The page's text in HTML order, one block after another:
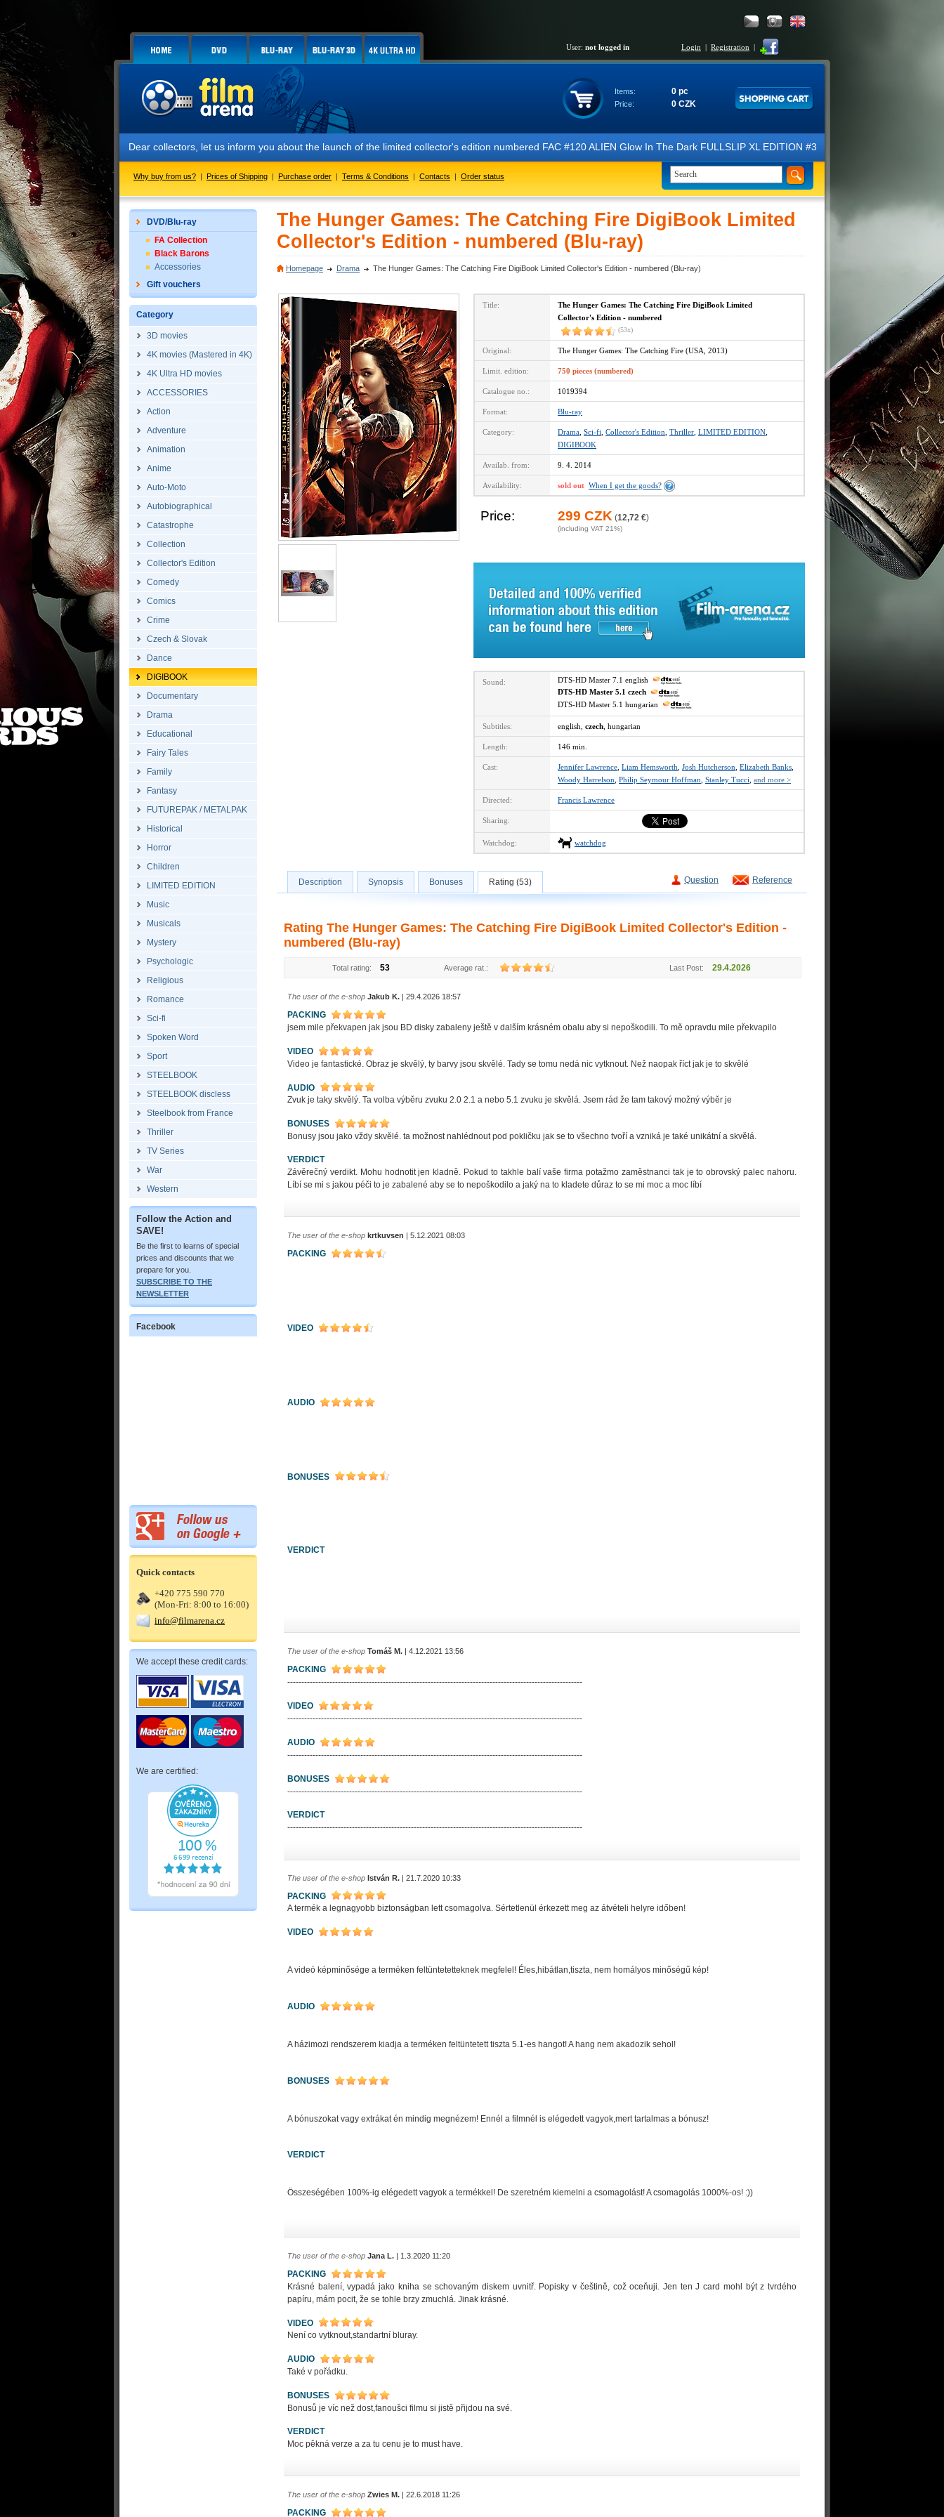
User: not logged in Login | Registration |
Items: 0 pc
Price: 0 CZK
Dear collectors, let us inform you about the launch of the limited collector's edition numbered FAC #120 ALIEN Glow In The Dark FULLSLIP XL EDITION #3 4K Ultra HD Steelbook™ (2 Blu-ray).
Why buy from us? | Prices of Shipping | Purchase order | Terms & Conditions | Contacts | Order status
DVD/Blu-ray
FA Collection
Black Barons
Accessories
Gift vouchers
Category
3D movies
4K movies (Mastered in 4K)
4K Ultra HD movies
ACCESSORIES
Action
Adventure
Animation
Anime
Auto-Moto
Autobiographical
Catastrophe
Collection
Collector's Edition
Comedy
Comics
Crime
Czech & Slovak
Dance
DIGIBOOK
Documentary
Drama
Educational
Fairy Tales
Family
Fantasy
FUTUREPAK / METALPAK
Historical
Horror
Children
LIMITED EDITION
Music
Musicals
Mystery
Psychologic
Religious
Romance
Sci-fi
Spoken Word
Sport
STEELBOOK
STEELBOOK discless
Steelbook from France
Thriller
TV Series
War
Western
Follow the Action and
SAVE!
Be the first to learns of special
prices and discounts that we
prepare for you.
SUBSCRIBE TO THE
NEWSLETTER
Facebook
Quick contacts
+420 775 590 770
(Mon-Fri: 8:00 to 16:00)
info@filmarena.cz
We accept these credit cards:
We are certified:
The Hunger Games: The Catching Fire DigiBook Limited
Collector's Edition - numbered (Blu-ray)
Homepage Drama The Hunger Games: The Catching Fire DigiBook Limited Collector's Edition - numbered (Blu-ray)
Title:
The Hunger Games: The Catching Fire DigiBook Limited
Collector's Edition - numbered
(53x)
Original: The Hunger Games: The Catching Fire (USA, 2013)
Limit. edition: 750 pieces (numbered)
Catalogue no.: 1019394
Format: Blu-ray
Category: Drama Sci-fi Collector's Edition Thriller LIMITED EDITION
DIGIBOOK
Availab. from: 9. 4. 2014
Availability: sold out When I get the goods?
Price: 299 CZK (12,72 €)
(including VAT 21%)
Sound:
DTS-HD Master 7.1 english
DTS-HD Master 5.1 czech
DTS-HD Master 5.1 hungarian
Subtitles: english, czech , hungarian
Length: 146 min.
Cast: Jennifer Lawrence Liam Hemsworth Josh Hutcherson Elizabeth Banks
Woody Harrelson Philip Seymour Hoffman Stanley Tucci and more >
Directed: Francis Lawrence
Sharing:
Watchdog: watchdog
Question Reference
Description Synopsis Bonuses Rating (53)
Rating The Hunger Games: The Catching Fire DigiBook Limited Collector's Edition -
numbered (Blu-ray)
Total rating: 53 Average rat.: Last Post: 29.4.2026
The user of the e-shop Jakub K. | 29.4.2026 18:57
PACKING
jsem mile překvapen jak jsou BD disky zabaleny ještě v dalším krásném obalu aby si nepoškodili. To mě opravdu mile překvapilo
VIDEO
Video je fantastické. Obraz je skvělý, ty barvy jsou skvělé. Tady se tomu nedá nic vytknout. Než naopak říct jak je to skvělé
AUDIO
Zvuk je taky skvělý. Ta volba výběru zvuku 2.0 2.1 a nebo 5.1 zvuku je skvělá. Jsem rád že tam takový možný výběr je
BONUSES
Bonusy jsou jako vždy skvělé. ta možnost nahlédnout pod pokličku jak se to všechno tvoří a vzniká je také unikátní a skvělá.
VERDICT
Závěrečný verdikt. Mohu hodnotit jen kladně. Pokud to takhle balí vaše firma potažmo zaměstnanci tak je to obrovský palec nahoru.
Líbí se mi s jakou péči to je zabalené aby se to nepoškodilo a jaký na to kladete důraz to se mi moc a moc líbí
The user of the e-shop krtkuvsen | 5.12.2021 08:03
PACKING
VIDEO
AUDIO
BONUSES
VERDICT
The user of the e-shop Tomáš M. | 4.12.2021 13:56
PACKING
---------------------------------------------------------------------------------------------------------
VIDEO
---------------------------------------------------------------------------------------------------------
AUDIO
---------------------------------------------------------------------------------------------------------
BONUSES
---------------------------------------------------------------------------------------------------------
VERDICT
---------------------------------------------------------------------------------------------------------
The user of the e-shop István R. | 21.7.2020 10:33
PACKING
A termék a legnagyobb biztonságban lett csomagolva. Sértetlenül érkezett meg az átvételi helyre időben!
VIDEO
A videó képminősége a terméken feltüntetetteknek megfelel! Éles,hibátlan,tiszta, nem homályos minőségű kép!
AUDIO
A házimozi rendszerem kiadja a terméken feltüntetett tiszta 5.1-es hangot! A hang nem akadozik sehol!
BONUSES
A bónuszokat vagy extrákat én mindig megnézem! Ennél a filmnél is elégedett vagyok,mert tartalmas a bónusz!
VERDICT
Összeségében 100%-ig elégedett vagyok a termékkel! De szeretném kiemelni a csomagolást! A csomagolás 1000%-os! :))
The user of the e-shop Jana L. | 1.3.2020 11:20
PACKING
Krásné balení, vypadá jako kniha se schovaným diskem uvnitř. Popisky v češtině, což oceňuji. Jen ten J card mohl být z tvrdého
papíru, mám pocit, že se tohle brzy zmuchlá. Jinak krásné.
VIDEO
Není co vytknout,standartní bluray.
AUDIO
Také v pořádku.
BONUSES
Bonusů je víc než dost,fanoušci filmu si jistě přijdou na své.
VERDICT
Moc pěkná verze a za tu cenu je to must have.
The user of the e-shop Zwies M. | 22.6.2018 11:26
PACKING